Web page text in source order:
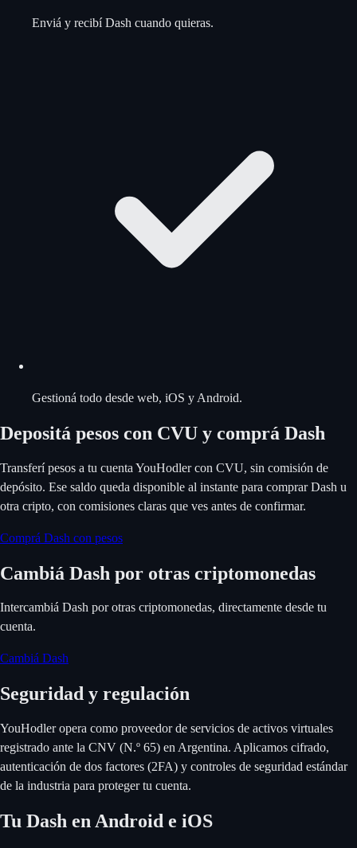
Enviá y recibí Dash cuando quieras.
Gestioná todo desde web, iOS y Android.
Depositá pesos con CVU y comprá Dash
Transferí pesos a tu cuenta YouHodler con CVU, sin comisión de
depósito. Ese saldo queda disponible al instante para comprar Dash u
otra cripto, con comisiones claras que ves antes de confirmar.
Comprá Dash con pesos
Cambiá Dash por otras criptomonedas
Intercambiá Dash por otras criptomonedas, directamente desde tu
cuenta.
Cambiá Dash
Seguridad y regulación
YouHodler opera como proveedor de servicios de activos virtuales
registrado ante la CNV (N.º 65) en Argentina. Aplicamos cifrado,
autenticación de dos factores (2FA) y controles de seguridad estándar
de la industria para proteger tu cuenta.
Tu Dash en Android e iOS